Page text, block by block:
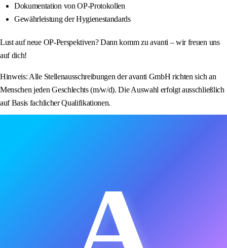
Dokumentation von OP-Protokollen
Gewährleistung der Hygienestandards
Lust auf neue OP-Perspektiven? Dann komm zu avanti – wir freuen uns
auf dich!
Hinweis: Alle Stellenausschreibungen der avanti GmbH richten sich an
Menschen jeden Geschlechts (m/w/d). Die Auswahl erfolgt ausschließlich
auf Basis fachlicher Qualifikationen.